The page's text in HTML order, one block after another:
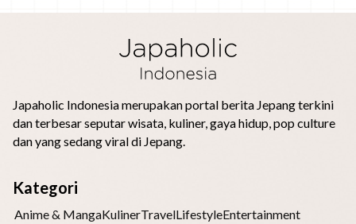
Japaholic Indonesia merupakan portal berita Jepang terkini
dan terbesar seputar wisata, kuliner, gaya hidup, pop culture
dan yang sedang viral di Jepang.
Kategori
Anime & MangaKulinerTravelLifestyleEntertainment